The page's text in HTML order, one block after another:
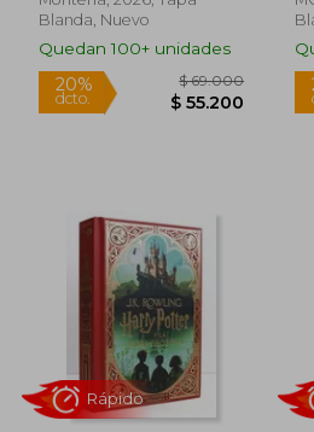
30% $ 49.900
$ 34.930
Rápido
Blanda, Nuevo
Quedan 100+ unidades